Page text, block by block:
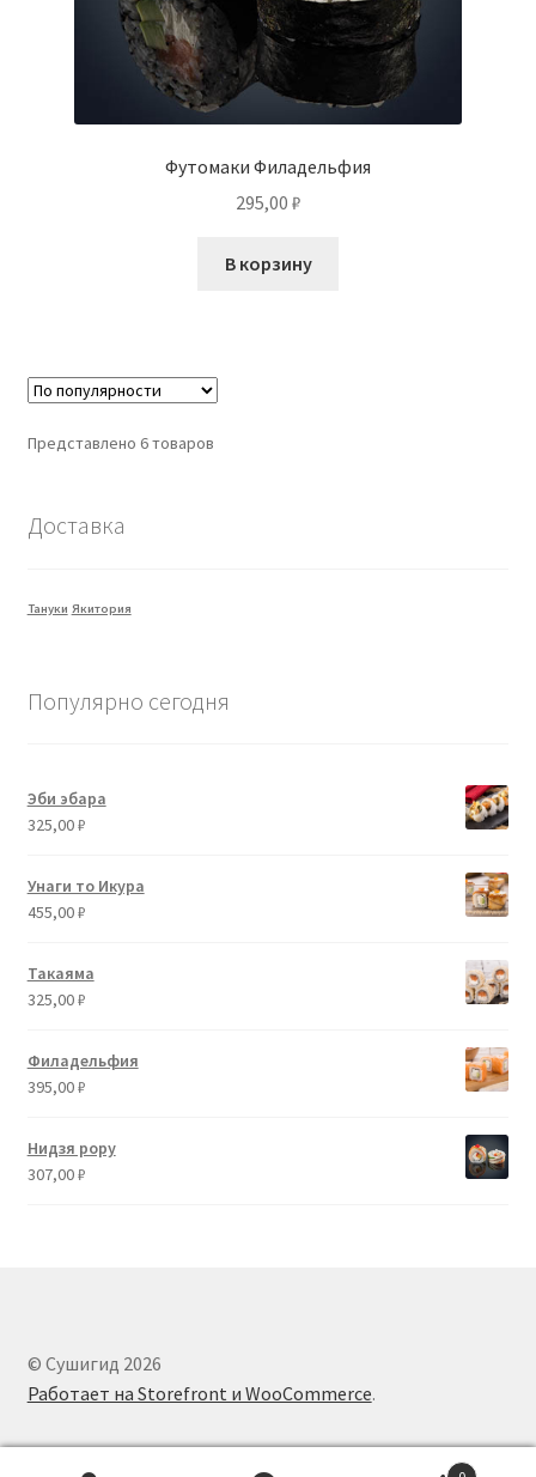
Футомаки Филадельфия
295,00 ₽
В корзину
Представлено 6 товаров
Доставка
Тануки Якитория
Популярно сегодня
Эби эбара
325,00₽
Унаги то Икура
455,00₽
Такаяма
325,00₽
Филадельфия
395,00₽
Нидзя рору
307,00₽
© Сушигид 2026
Работает на Storefront и WooCommerce.